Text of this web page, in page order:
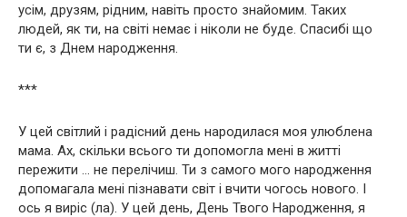
усім, друзям, рідним, навіть просто знайомим. Таких
людей, як ти, на світі немає і ніколи не буде. Спасибі що
ти є, з Днем народження.
***
У цей світлий і радісний день народилася моя улюблена
мама. Ах, скільки всього ти допомогла мені в житті
пережити … не перелічиш. Ти з самого мого народження
допомагала мені пізнавати світ і вчити чогось нового. І
ось я виріс (ла). У цей день, День Твого Народження, я